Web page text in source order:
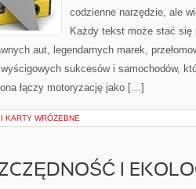
codzienne narzędzie, ale
Każdy tekst może stać się
aut, legendarnych marek,
sukcesów i samochodów,
łączy motoryzację jako […]
KARTY WRÓŻEBNE
I